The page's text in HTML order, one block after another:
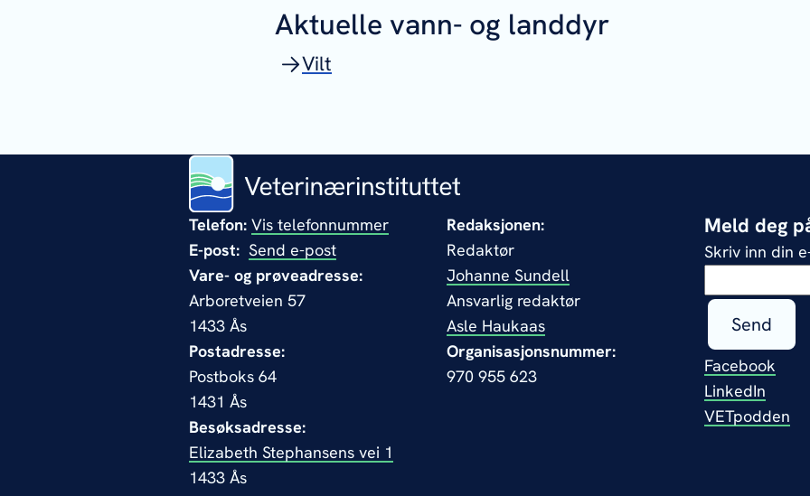
Aktuelle vann- og landdyr
Vilt
Telefon: Vis telefonnummer
E-post: Send e-post
Vare- og prøveadresse:
Arboretveien 57
1433 Ås
Postadresse:
Postboks 64
1431 Ås
Besøksadresse:
Elizabeth Stephansens vei 1
1433 Ås
Redaksjonen:
Redaktør
Johanne Sundell
Ansvarlig redaktør
Asle Haukaas
Organisasjonsnummer:
970 955 623
Meld deg
Skriv inn din
Send
Facebook
LinkedIn
VETpodden